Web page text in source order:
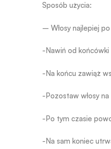
Sposób użycia:
– Włosy najlepiej
-Nawiń od końcówki
-Na końcu zawiąż
-Pozostaw włosy
-Po tym czasie
-Na sam koniec